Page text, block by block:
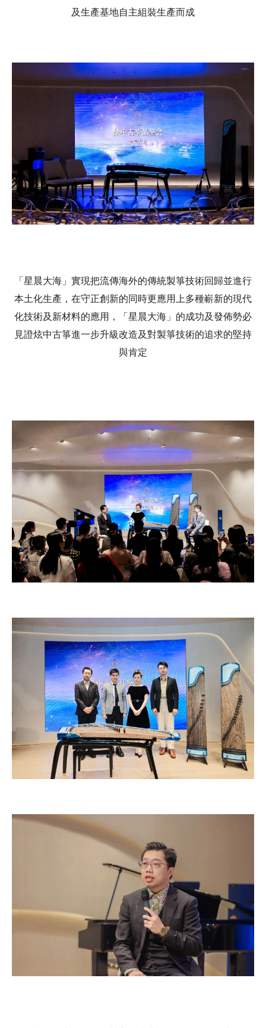
及生產基地自主組裝生產而成
「星晨大海」實現把流傳海外的傳統製箏技術回歸並進行
本土化生產，在守正創新的同時更應用上多種嶄新的現代
化技術及新材料的應用，「星晨大海」的成功及發佈勢必
見證炫中古箏進一步升級改造及對製箏技術的追求的堅持
與肯定